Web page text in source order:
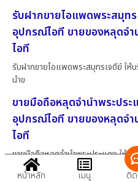
รับฝากขายไอแพดพระสมุท
อุปกรณ์ไอที ขายของหลุดจ
ไอที
รับฝากขายไอแพดพระสมุทรเจดีย์ ให้
นำข
ขายมือถือหลุดจำนำพระปร
อุปกรณ์ไอที ขายของหลุดจ
ไอที
ขายมือถือหลุดจำนำพระประแดง ให้บ
ของ
หน้าหลัก เมนู ติ